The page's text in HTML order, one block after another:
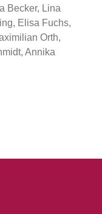
Becker, Lina
Elisa Fuchs,
Orth,
Annika